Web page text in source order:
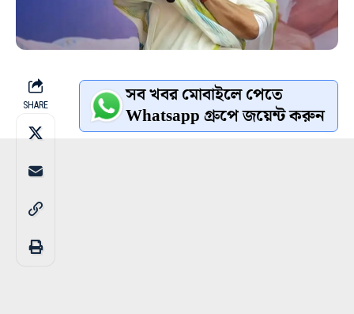
SHARE সব খবর মোবাইলে পেতে
Whatsapp গ্রুপে জয়েন্ট করুন